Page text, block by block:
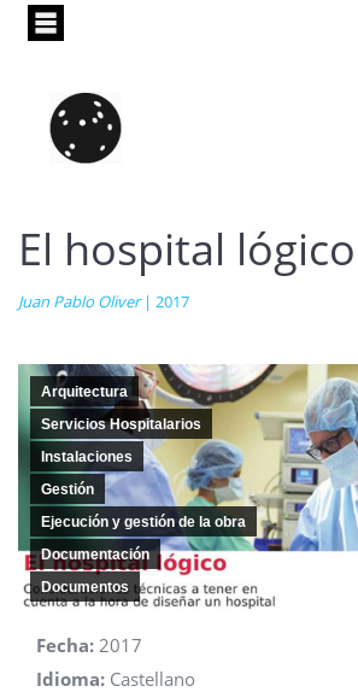
Pasar
principal
El hospital lógico
Juan Pablo Oliver| 2017
Arquitectura
Servicios Hospitalarios
Instalaciones
Gestión
Ejecución y gestión de la obra
Documentación
Documentos
Fecha: 2017
Idioma: Castellano